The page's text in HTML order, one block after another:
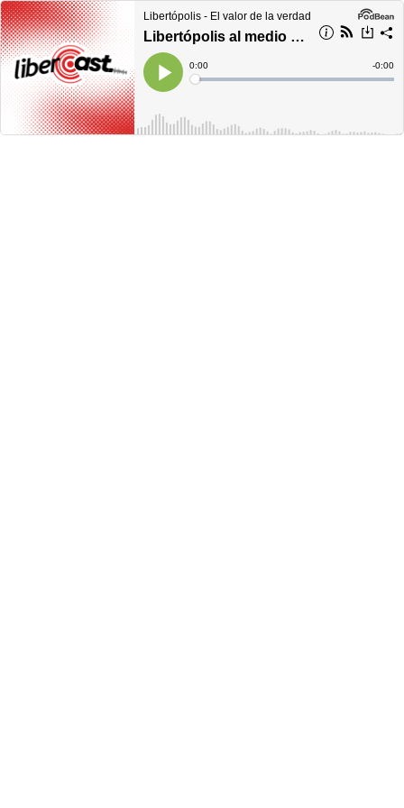
Libertópolis - El valor de la verdad
Libertópolis al medio día, martes 6 de diciembre de 2022
Play
Current
Time
0:00
Loaded:
Time
-0:00